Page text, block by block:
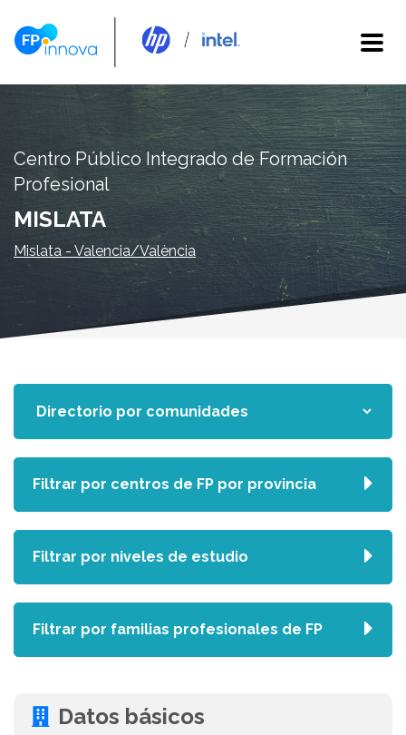
Centro Público Integrado de Formación
Profesional
MISLATA
Mislata - Valencia/València
Datos básicos
Filtrar por centros de FP por provincia
Filtrar por niveles de estudio
Filtrar por familias profesionales de FP